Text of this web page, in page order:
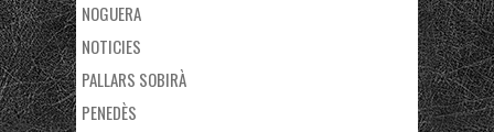
NOGUERA
NOTICIES
PALLARS SOBIRÀ
PENEDÈS